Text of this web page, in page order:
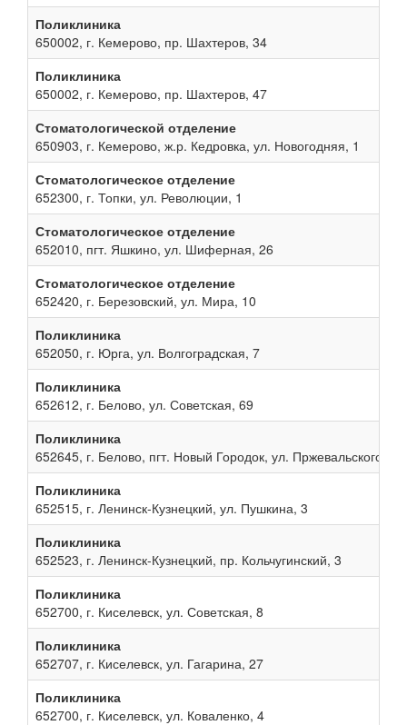
Поликлиника
650002, г. Кемерово, пр. Шахтеров, 34
Поликлиника
650002, г. Кемерово, пр. Шахтеров, 47
Стоматологической отделение
650903, г. Кемерово, ж.р. Кедровка, ул. Новогодняя, 1
Стоматологическое отделение
652300, г. Топки, ул. Революции, 1
Стоматологическое отделение
652010, пгт. Яшкино, ул. Шиферная, 26
Стоматологическое отделение
652420, г. Березовский, ул. Мира, 10
Поликлиника
652050, г. Юрга, ул. Волгоградская, 7
Поликлиника
652612, г. Белово, ул. Советская, 69
Поликлиника
652645, г. Белово, пгт. Новый Городок, ул. Пржевальского, 13
Поликлиника
652515, г. Ленинск-Кузнецкий, ул. Пушкина, 3
Поликлиника
652523, г. Ленинск-Кузнецкий, пр. Кольчугинский, 3
Поликлиника
652700, г. Киселевск, ул. Советская, 8
Поликлиника
652707, г. Киселевск, ул. Гагарина, 27
Поликлиника
652700, г. Киселевск, ул. Коваленко, 4